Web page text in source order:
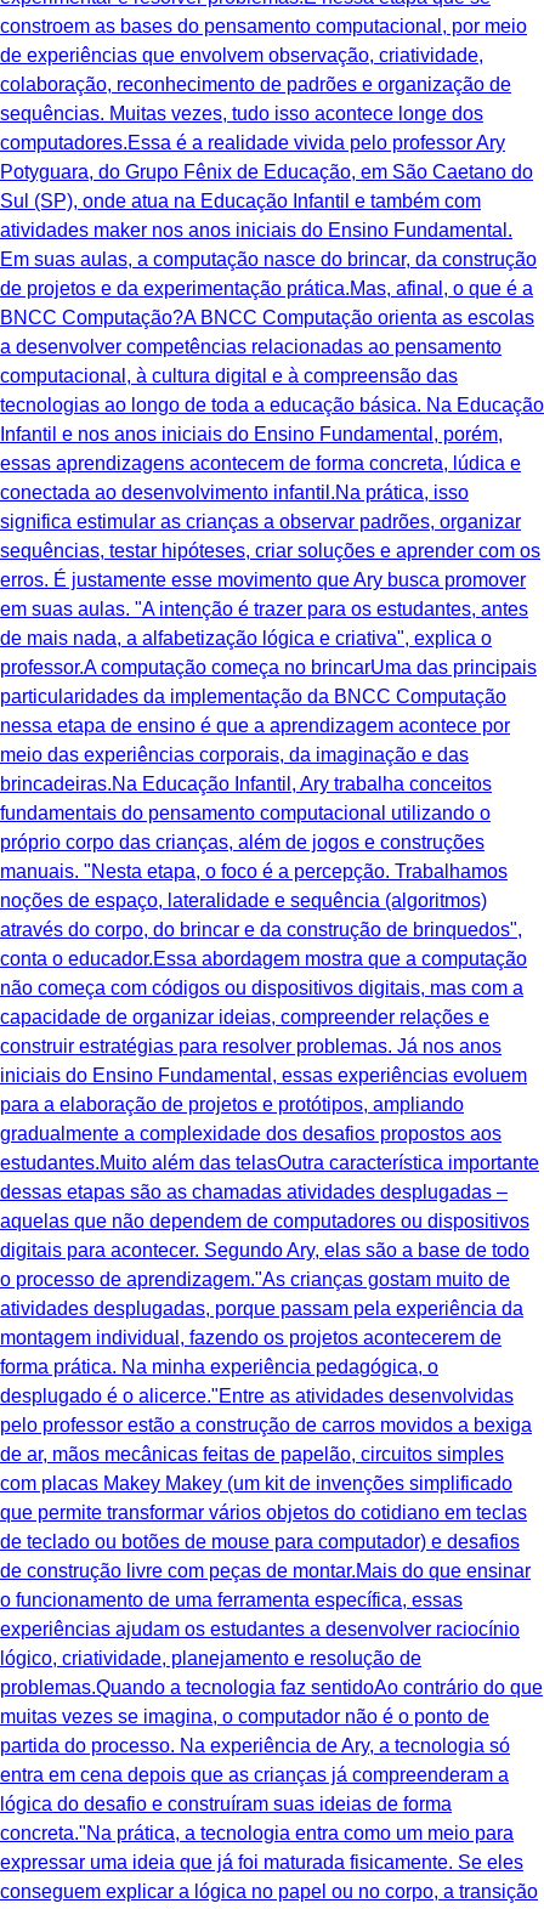
constroem as bases do pensamento computacional, por meio
de experiências que envolvem observação, criatividade,
colaboração, reconhecimento de padrões e organização de
sequências. Muitas vezes, tudo isso acontece longe dos
computadores.Essa é a realidade vivida pelo professor Ary
Potyguara, do Grupo Fênix de Educação, em São Caetano do
Sul (SP), onde atua na Educação Infantil e também com
atividades maker nos anos iniciais do Ensino Fundamental.
Em suas aulas, a computação nasce do brincar, da construção
de projetos e da experimentação prática.Mas, afinal, o que é a
BNCC Computação?A BNCC Computação orienta as escolas
a desenvolver competências relacionadas ao pensamento
computacional, à cultura digital e à compreensão das
tecnologias ao longo de toda a educação básica. Na Educação
Infantil e nos anos iniciais do Ensino Fundamental, porém,
essas aprendizagens acontecem de forma concreta, lúdica e
conectada ao desenvolvimento infantil.Na prática, isso
significa estimular as crianças a observar padrões, organizar
sequências, testar hipóteses, criar soluções e aprender com os
erros. É justamente esse movimento que Ary busca promover
em suas aulas. "A intenção é trazer para os estudantes, antes
de mais nada, a alfabetização lógica e criativa", explica o
professor.A computação começa no brincarUma das principais
particularidades da implementação da BNCC Computação
nessa etapa de ensino é que a aprendizagem acontece por
meio das experiências corporais, da imaginação e das
brincadeiras.Na Educação Infantil, Ary trabalha conceitos
fundamentais do pensamento computacional utilizando o
próprio corpo das crianças, além de jogos e construções
manuais. "Nesta etapa, o foco é a percepção. Trabalhamos
noções de espaço, lateralidade e sequência (algoritmos)
através do corpo, do brincar e da construção de brinquedos",
conta o educador.Essa abordagem mostra que a computação
não começa com códigos ou dispositivos digitais, mas com a
capacidade de organizar ideias, compreender relações e
construir estratégias para resolver problemas. Já nos anos
iniciais do Ensino Fundamental, essas experiências evoluem
para a elaboração de projetos e protótipos, ampliando
gradualmente a complexidade dos desafios propostos aos
estudantes.Muito além das telasOutra característica importante
dessas etapas são as chamadas atividades desplugadas –
aquelas que não dependem de computadores ou dispositivos
digitais para acontecer. Segundo Ary, elas são a base de todo
o processo de aprendizagem."As crianças gostam muito de
atividades desplugadas, porque passam pela experiência da
montagem individual, fazendo os projetos acontecerem de
forma prática. Na minha experiência pedagógica, o
desplugado é o alicerce."Entre as atividades desenvolvidas
pelo professor estão a construção de carros movidos a bexiga
de ar, mãos mecânicas feitas de papelão, circuitos simples
com placas Makey Makey (um kit de invenções simplificado
que permite transformar vários objetos do cotidiano em teclas
de teclado ou botões de mouse para computador) e desafios
de construção livre com peças de montar.Mais do que ensinar
o funcionamento de uma ferramenta específica, essas
experiências ajudam os estudantes a desenvolver raciocínio
lógico, criatividade, planejamento e resolução de
problemas.Quando a tecnologia faz sentidoAo contrário do que
muitas vezes se imagina, o computador não é o ponto de
partida do processo. Na experiência de Ary, a tecnologia só
entra em cena depois que as crianças já compreenderam a
lógica do desafio e construíram suas ideias de forma
concreta."Na prática, a tecnologia entra como um meio para
expressar uma ideia que já foi maturada fisicamente. Se eles
conseguem explicar a lógica no papel ou no corpo, a transição